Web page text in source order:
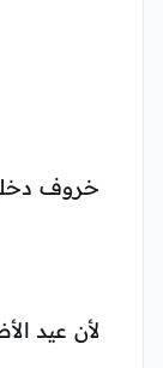
خروف
لأن عيد